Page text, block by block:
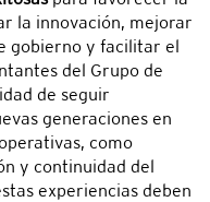
la innovación, mejorar
gobierno y facilitar el
del Grupo de
de seguir
generaciones en
como
y continuidad del
experiencias deben